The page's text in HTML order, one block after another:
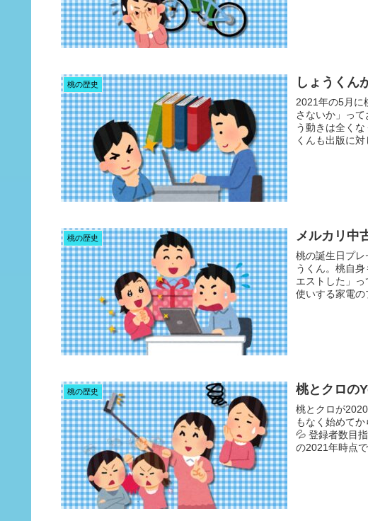
桃の歴史 しょうくん
2021年の5月に
さないか」っ
う動きは全く
くんも出版に
桃の歴史 メルカリ中
桃の誕生日プ
うくん。桃自
エストした」
使いする家電
桃の歴史 桃とクロの
桃とクロが
もなく始めて
💦 登録者数目
の2021年時点で